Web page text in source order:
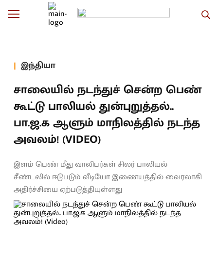
இந்தியா
சாலையில் நடந்துச் சென்ற பெண்
கூட்டு பாலியல் துன்புறுத்தல்..
பா.ஜ.க ஆளும் மாநிலத்தில் நடந்த
அவலம்! (VIDEO)
இளம் பெண் மீது வாலிபர்கள் சிலர் பாலியல்
சீண்டலில் ஈடுபடும் வீடியோ இணையத்தில் வைரலாகி
அதிர்ச்சியை ஏற்படுத்தியுள்ளது